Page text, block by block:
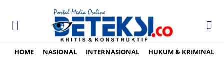
HOME NASIONAL INTERNASIONAL HUKUM & KRIMINAL